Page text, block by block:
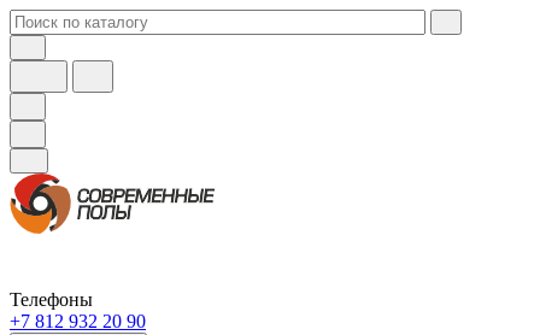
Телефоны
+7 812 932 20 90